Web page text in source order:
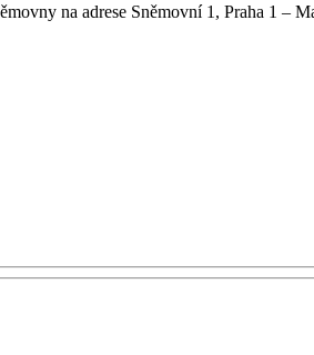
na adrese Sněmovní 1, Praha 1 –